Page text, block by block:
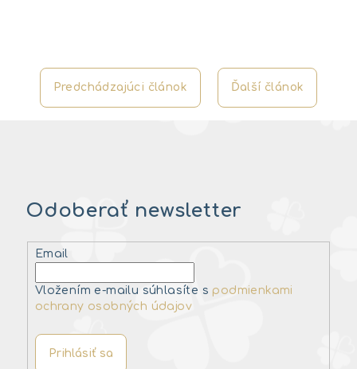
Predchádzajúci článok Ďalší článok
Odoberať newsletter
Email
Vložením e-mailu súhlasíte s podmienkami
ochrany osobných údajov
Prihlásiť sa